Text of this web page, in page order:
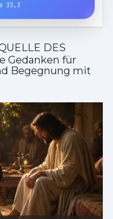
33,3
DES
Gedanken für
Begegnung mit
LEBENS | Das Gebet, das